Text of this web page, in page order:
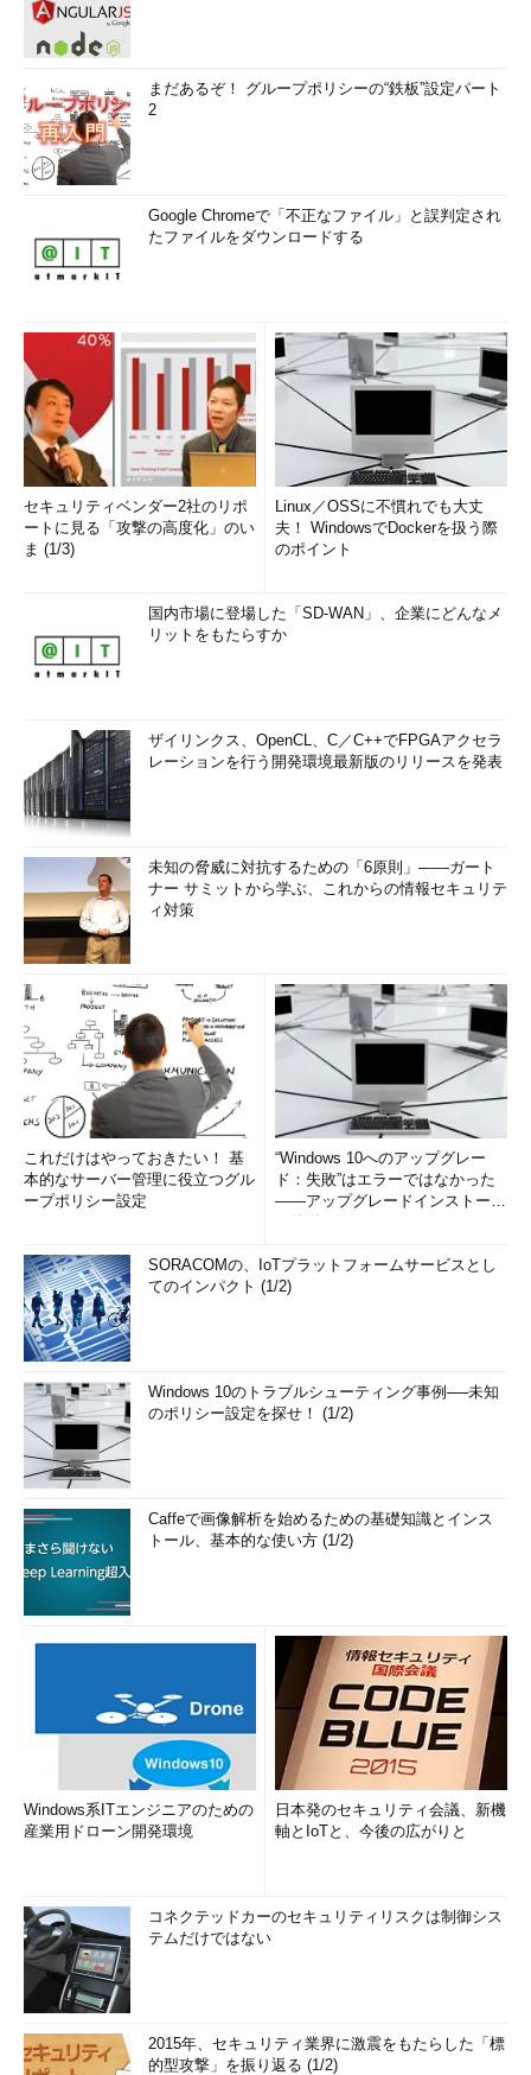
まだあるぞ！ グループポリシーの“鉄板”設定パート
2
Google Chromeで「不正なファイル」と誤判定され
たファイルをダウンロードする
セキュリティベンダー2社のリポ
ートに見る「攻撃の高度化」のい
ま (1/3)
Linux／OSSに不慣れでも大丈
夫！ WindowsでDockerを扱う際
のポイント
国内市場に登場した「SD-WAN」、企業にどんなメ
リットをもたらすか
ザイリンクス、OpenCL、C／C++でFPGAアクセラ
レーションを行う開発環境最新版のリリースを発表
未知の脅威に対抗するための「6原則」――ガート
ナー サミットから学ぶ、これからの情報セキュリテ
ィ対策
これだけはやっておきたい！ 基
本的なサーバー管理に役立つグル
ープポリシー設定
“Windows 10へのアップグレー
ド：失敗”はエラーではなかった
――アップグレードインストール
SORACOMの、IoTプラットフォームサービスとし
てのインパクト (1/2)
Windows 10のトラブルシューティング事例──未知
のポリシー設定を探せ！ (1/2)
Caffeで画像解析を始めるための基礎知識とインス
トール、基本的な使い方 (1/2)
Windows系ITエンジニアのための
産業用ドローン開発環境
日本発のセキュリティ会議、新機
軸とIoTと、今後の広がりと
コネクテッドカーのセキュリティリスクは制御シス
テムだけではない
2015年、セキュリティ業界に激震をもたらした「標
的型攻撃」を振り返る (1/2)